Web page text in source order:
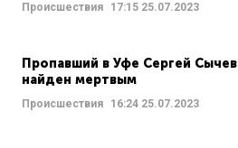
Происшествия 17:15 25.07.2023
Пропавший в Уфе Сергей Сычев
найден мертвым
Происшествия 16:24 25.07.2023